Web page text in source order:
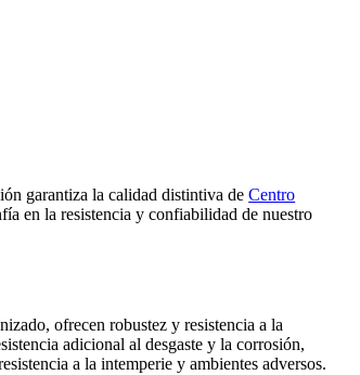
garantiza la calidad distintiva deCentro
en la resistencia y confiabilidad de nuestro
ofrecen robustez y resistencia a la
adicional al desgaste y la corrosión,
a la intemperie y ambientes adversos.